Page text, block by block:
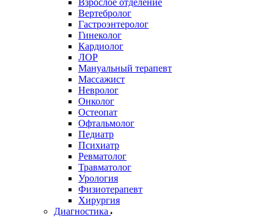
Взрослое отделение
Вертебролог
Гастроэнтеролог
Гинеколог
Кардиолог
ЛОР
Мануальный терапевт
Массажист
Невролог
Онколог
Остеопат
Офтальмолог
Педиатр
Психиатр
Ревматолог
Травматолог
Урология
Физиотерапевт
Хирургия
Диагностика